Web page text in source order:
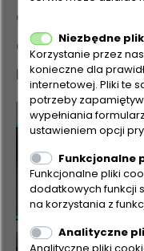
dla
chcą cieszyć się
bez dodatkowego
Niezbędne
Korzystanie przez
konieczne dla
internetowej. Pliki te
potrzeby
wypełniania
ustawieniem opcji
Funkcjonalne
Funkcjonalne pliki
dodatkowych funkcji
na korzystania z
Analityczne